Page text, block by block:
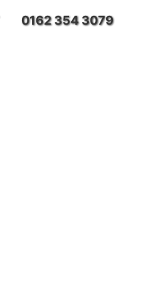
0162 354 3079